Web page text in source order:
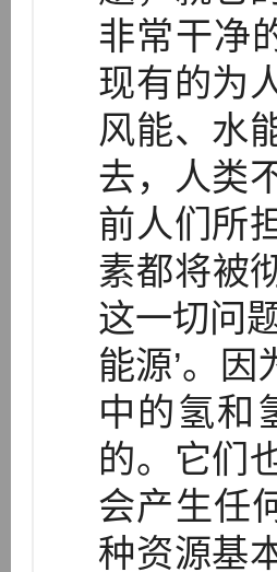
非常干净
现有的为
风能、水
去，人类
前人们所
素都将被
这一切问
能源’。
中的氢和
的。它们
会产生任
种资源基